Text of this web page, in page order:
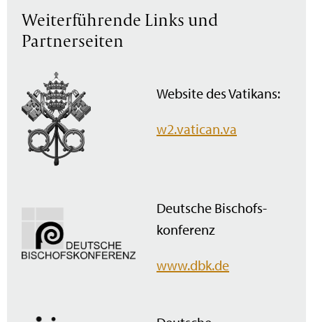
Weiterführende Links und
Partnerseiten
Website des Vatikans:
w2.vatican.va
Deutsche Bischofs­
konferenz
www.dbk.de